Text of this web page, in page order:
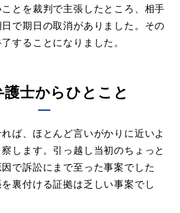
とを裁判で主張したところ、相手
で期日の取消がありました。その
することになりました。
護士からひとこと
ば、ほとんど言いがかりに近いよ
します。引っ越し当初のちょっと
で訴訟にまで至った事案でした
裏付ける証拠は乏しい事案でし